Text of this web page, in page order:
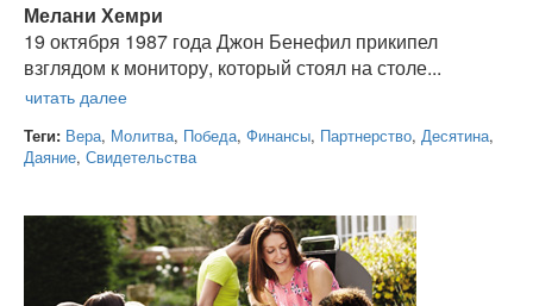
Мелани Хемри
19 октября 1987 года Джон Бенефил прикипел
взглядом к монитору, который стоял на столе...
Теги: Вера, Молитва, Победа, Финансы, Партнерство, Десятина,
Даяние, Свидетельства